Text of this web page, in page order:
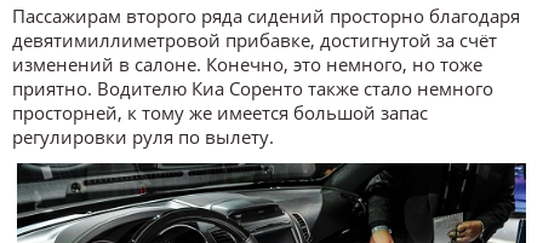
Пассажирам второго ряда сидений просторно благодаря
девятимиллиметровой прибавке, достигнутой за счёт
изменений в салоне. Конечно, это немного, но тоже
приятно. Водителю Киа Соренто также стало немного
просторней, к тому же имеется большой запас
регулировки руля по вылету.